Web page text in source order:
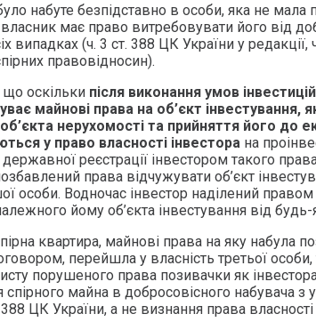
набуте безпідставно в особи, яка не мала
має право витребовувати його від
випадках (ч. 3 ст. 388 ЦК України у редакції,
правовідносин).
оскільки після виконання умов
майнові права на об’єкт інвестування,
нерухомості та прийняття його до
у право власності інвестора на
реєстрації інвестором такого
права відчужувати об’єкт
особи. Водночас інвестор наділений
йому об’єкта інвестування від будь-
квартира, майнові права на яку набула
перейшла у власність третьої
порушеного права позивачки як
спірного майна в добросовісного набувача з
ЦК України, а не визнання права